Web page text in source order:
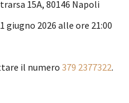
15A, 80146 Napoli
giugno 2026 alle ore 21:00
il numero 379 2377322.